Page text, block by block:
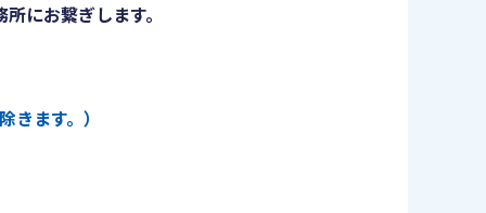
にお繋ぎします。
ます。）